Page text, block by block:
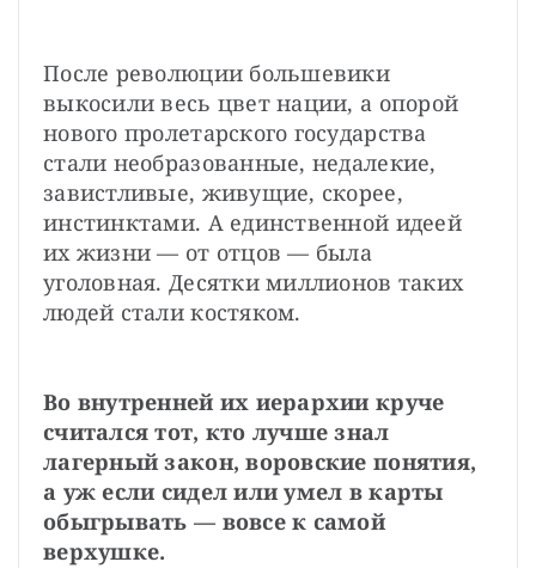
После революции большевики
выкосили весь цвет нации, а опорой
нового пролетарского государства
стали необразованные, недалекие,
завистливые, живущие, скорее,
инстинктами. А единственной идеей
их жизни — от отцов — была
уголовная. Десятки миллионов таких
людей стали костяком.
Во внутренней их иерархии круче
считался тот, кто лучше знал
лагерный закон, воровские понятия,
а уж если сидел или умел в карты
обыгрывать — вовсе к самой
верхушке.